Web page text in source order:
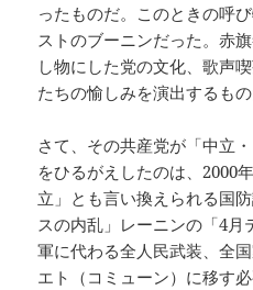
ったものだ。このときの呼
ストのブーニンだった。赤
し物にした党の文化、歌声
たちの愉しみを演出するもの
さて、その共産党が「中立
をひるがえしたのは、2000
立」とも言い換えられる国
スの内乱」レーニンの「4
軍に代わる全人民武装、全
エト（コミューン）に移す